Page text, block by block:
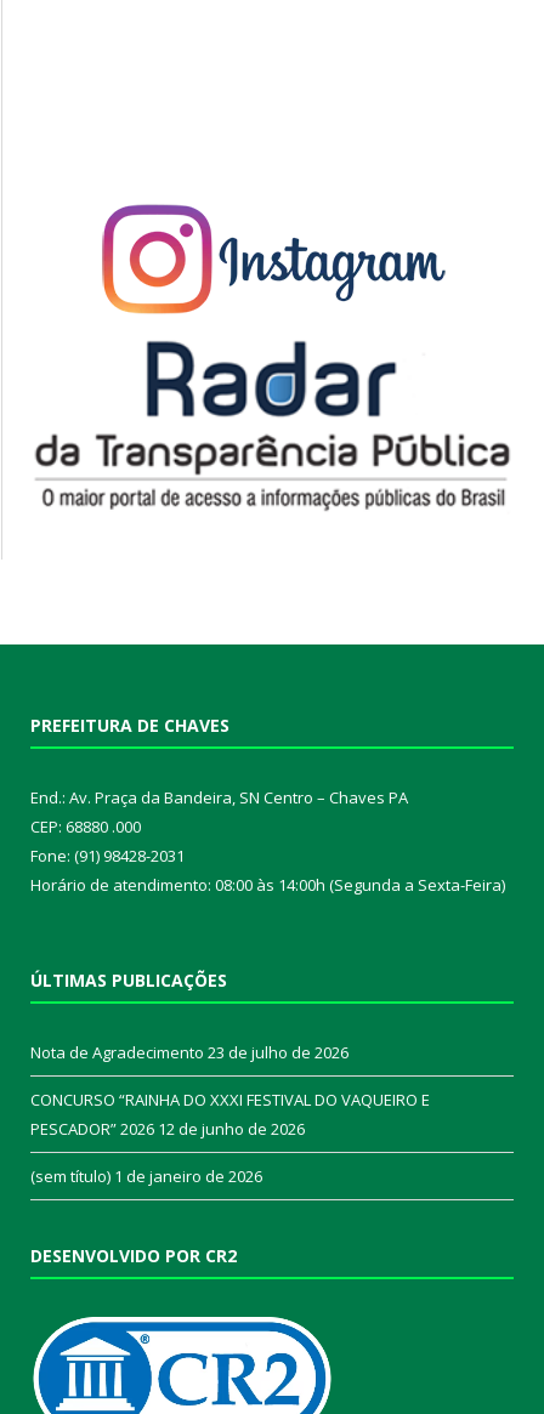
PREFEITURA DE CHAVES
End.: Av. Praça da Bandeira, SN Centro – Chaves PA
CEP: 68880 .000
Fone: (91) 98428-2031
Horário de atendimento: 08:00 às 14:00h (Segunda a Sexta-Feira)
ÚLTIMAS PUBLICAÇÕES
Nota de Agradecimento 23 de julho de 2026
CONCURSO “RAINHA DO XXXI FESTIVAL DO VAQUEIRO E
PESCADOR” 2026 12 de junho de 2026
(sem título) 1 de janeiro de 2026
DESENVOLVIDO POR CR2